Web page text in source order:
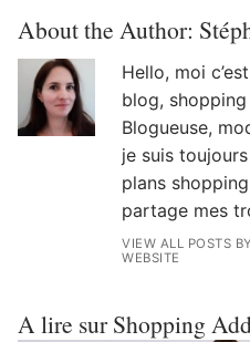
About the Author:
Hello, moi
blog,
Blogueuse,
je suis
plans
partage mes
VIEW ALL POSTS
WEBSITE
A lire sur Shopping